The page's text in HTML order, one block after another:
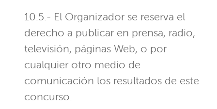
10.5.- El Organizador se reserva el
derecho a publicar en prensa, radio,
televisión, páginas Web, o por
cualquier otro medio de
comunicación los resultados de este
concurso.